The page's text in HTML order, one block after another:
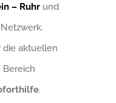
– Ruhr und
Netzwerk.
die aktuellen
Bereich
.